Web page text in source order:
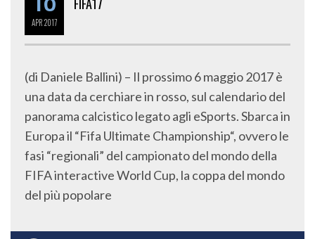
APR2017
(di Daniele Ballini) – Il prossimo 6 maggio 2017 è
una data da cerchiare in rosso, sul calendario del
panorama calcistico legato agli eSports. Sbarca in
Europa il “Fifa Ultimate Championship“, ovvero le
fasi “regionali” del campionato del mondo della
FIFA interactive World Cup, la coppa del mondo
del più popolare